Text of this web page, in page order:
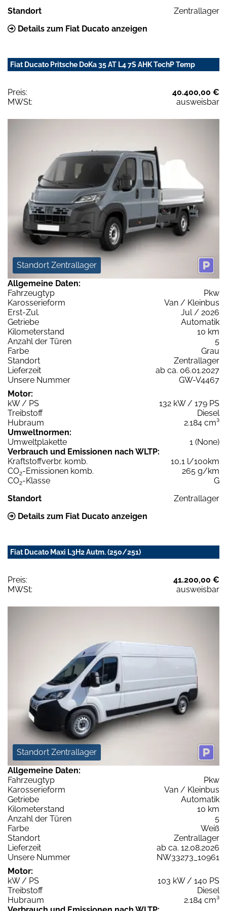
Standort
Zentrallager
Details zum Fiat Ducato anzeigen
Fiat Ducato Pritsche DoKa 35 AT L4 7S AHK TechP Temp
Preis:
40.400,00 €
MWSt:
ausweisbar
Standort Zentrallager
Allgemeine Daten:
Fahrzeugtyp
Pkw
Karosserieform
Van / Kleinbus
Erst-Zul.
Jul / 2026
Getriebe
Automatik
Kilometerstand
10 km
Anzahl der Türen
5
Farbe
Grau
Standort
Zentrallager
Lieferzeit
ab ca. 06.01.2027
Unsere Nummer
GW-V4467
Motor:
kW / PS
132 kW / 179 PS
Treibstoff
Diesel
Hubraum
2.184 cm³
Umweltnormen:
Umweltplakette
1 (None)
Verbrauch und Emissionen nach WLTP:
Kraftstoffverbr. komb.
10,1 l/100km
CO2-Emissionen komb.
265 g/km
CO2-Klasse
G
Standort
Zentrallager
Details zum Fiat Ducato anzeigen
Fiat Ducato Maxi L3H2 Autm. (250/251)
Preis:
41.200,00 €
MWSt:
ausweisbar
Standort Zentrallager
Allgemeine Daten:
Fahrzeugtyp
Pkw
Karosserieform
Van / Kleinbus
Getriebe
Automatik
Kilometerstand
10 km
Anzahl der Türen
5
Farbe
Weiß
Standort
Zentrallager
Lieferzeit
ab ca. 12.08.2026
Unsere Nummer
NW33273_10961
Motor:
kW / PS
103 kW / 140 PS
Treibstoff
Diesel
Hubraum
2.184 cm³